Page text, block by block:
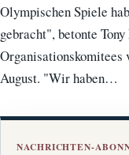
Olympischen Spiele
gebracht", betonte
Organisationskomitees
August. "Wir haben…
NACHRICHTEN-